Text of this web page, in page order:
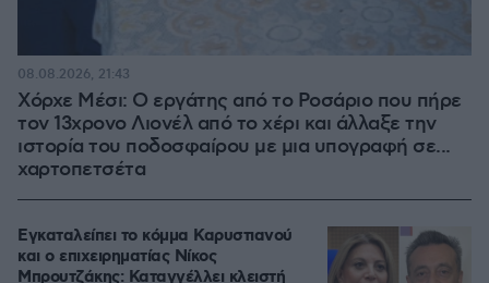
Χόρχε Μέσι: Ο εργάτης από το Ροσάριο που πήρε
τον 13χρονο Λιονέλ από το χέρι και άλλαξε την
ιστορία του ποδοσφαίρου με μια υπογραφή σε...
χαρτοπετσέτα
08.08.2026, 21:43
Εγκαταλείπει το κόμμα Καρυστιανού
και ο επιχειρηματίας Νίκος
Μπρουτζάκης: Καταγγέλλει κλειστή